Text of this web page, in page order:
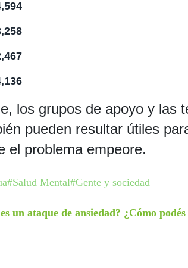
los grupos de apoyo y las
pueden resultar útiles
el problema empeore.
#Salud Mental#Gente y sociedad
un ataque de ansiedad? ¿Cómo